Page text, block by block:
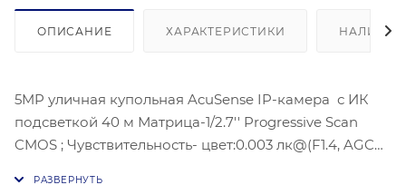
ОПИСАНИЕ ХАРАКТЕРИСТИКИ НАЛИЧИЕ
5MP уличная купольная AcuSense IP-камера с ИК
подсветкой 40 м Матрица-1/2.7'' Progressive Scan
CMOS ; Чувствительность- цвет:0.003 лк@(F1.4, AGC